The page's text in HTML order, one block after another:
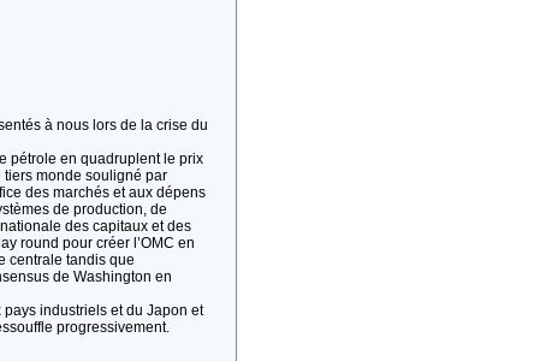
à nous lors de la crise du
pétrole en quadruplent le prix
tiers monde souligné par
des marchés et aux dépens
de production, de
des capitaux et des
round pour créer l’OMC en
centrale tandis que
de Washington en
industriels et du Japon et
progressivement.